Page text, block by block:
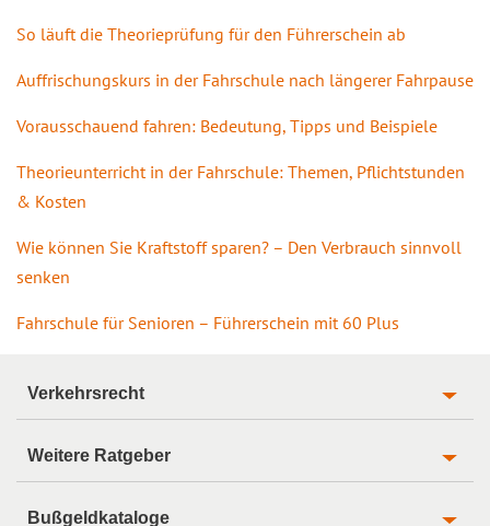
So läuft die Theorieprüfung für den Führerschein ab
Auffrischungskurs in der Fahrschule nach längerer Fahrpause
Vorausschauend fahren: Bedeutung, Tipps und Beispiele
Theorieunterricht in der Fahrschule: Themen, Pflichtstunden
& Kosten
Wie können Sie Kraftstoff sparen? – Den Verbrauch sinnvoll
senken
Fahrschule für Senioren – Führerschein mit 60 Plus
Verkehrsrecht
Weitere Ratgeber
Bußgeldkataloge